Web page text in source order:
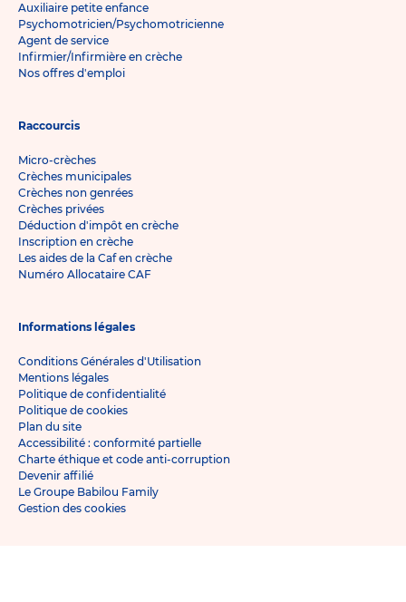
Auxiliaire petite enfance
Psychomotricien/Psychomotricienne
Agent de service
Infirmier/Infirmière en crèche
Nos offres d'emploi
Raccourcis
Micro-crèches
Crèches municipales
Crèches non genrées
Crèches privées
Déduction d'impôt en crèche
Inscription en crèche
Les aides de la Caf en crèche
Numéro Allocataire CAF
Informations légales
Conditions Générales d'Utilisation
Mentions légales
Politique de confidentialité
Politique de cookies
Plan du site
Accessibilité : conformité partielle
Charte éthique et code anti-corruption
Devenir affilié
Le Groupe Babilou Family
Gestion des cookies